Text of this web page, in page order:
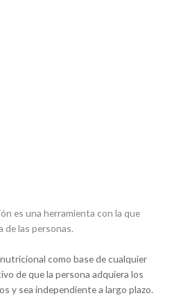
es una herramienta con la que
de las personas.
como base de cualquier
de que la persona adquiera los
y sea independiente a largo plazo.